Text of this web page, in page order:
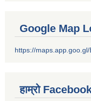
Google Map
https://
हाम्रो